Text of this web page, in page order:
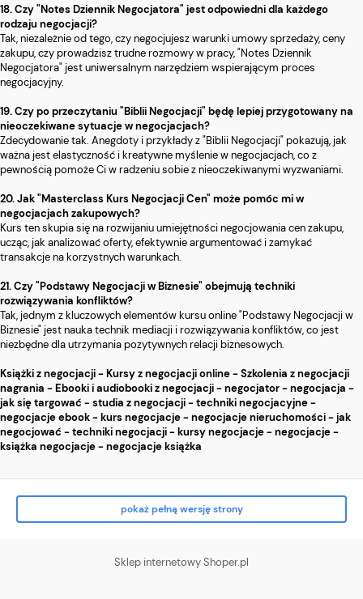
18. Czy "Notes Dziennik Negocjatora" jest odpowiedni dla każdego
rodzaju negocjacji?
Tak, niezależnie od tego, czy negocjujesz warunki umowy sprzedaży, ceny
zakupu, czy prowadzisz trudne rozmowy w pracy, "Notes Dziennik
Negocjatora" jest uniwersalnym narzędziem wspierającym proces
negocjacyjny.
19. Czy po przeczytaniu "Biblii Negocjacji" będę lepiej przygotowany na
nieoczekiwane sytuacje w negocjacjach?
Zdecydowanie tak. Anegdoty i przykłady z "Biblii Negocjacji" pokazują, jak
ważna jest elastyczność i kreatywne myślenie w negocjacjach, co z
pewnością pomoże Ci w radzeniu sobie z nieoczekiwanymi wyzwaniami.
20. Jak "Masterclass Kurs Negocjacji Cen" może pomóc mi w
negocjacjach zakupowych?
Kurs ten skupia się na rozwijaniu umiejętności negocjowania cen zakupu,
ucząc, jak analizować oferty, efektywnie argumentować i zamykać
transakcje na korzystnych warunkach.
21. Czy "Podstawy Negocjacji w Biznesie" obejmują techniki
rozwiązywania konfliktów?
Tak, jednym z kluczowych elementów kursu online "Podstawy Negocjacji w
Biznesie" jest nauka technik mediacji i rozwiązywania konfliktów, co jest
niezbędne dla utrzymania pozytywnych relacji biznesowych.
Książki z negocjacji - Kursy z negocjacji online - Szkolenia z negocjacji
nagrania - Ebooki i audiobooki z negocjacji - negocjator - negocjacja -
jak się targować - studia z negocjacji - techniki negocjacyjne -
negocjacje ebook - kurs negocjacje - negocjacje nieruchomości - jak
negocjować - techniki negocjacji - kursy negocjacje - negocjacje -
książka negocjacje - negocjacje książka
pokaż pełną wersję strony
Sklep internetowy Shoper.pl